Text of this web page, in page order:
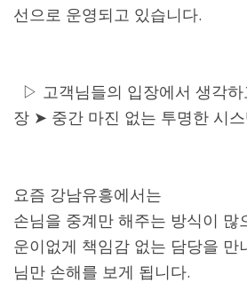
선으로 운영되고 있습니다.
▷ 고객님들의 입장에서 생각
장 ➤ 중간 마진 없는 투명한 시
요즘 강남유흥에서는
손님을 중계만 해주는 방식이 많
운이없게 책임감 없는 담당을 만
님만 손해를 보게 됩니다.